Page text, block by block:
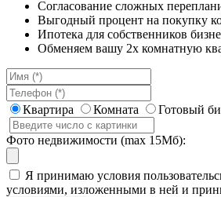
Согласование сложных
Выгодный процент на покупку
Ипотека для собственников
Обменяем вашу 2х комнатную
Квартира Комната Готовый
Фото недвижимости (max 15Мб):
Я принимаю условия
условиями, изложенными в ней и